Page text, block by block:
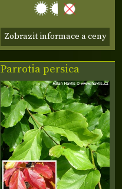
Zobrazit informace a ceny
Parrotia persica